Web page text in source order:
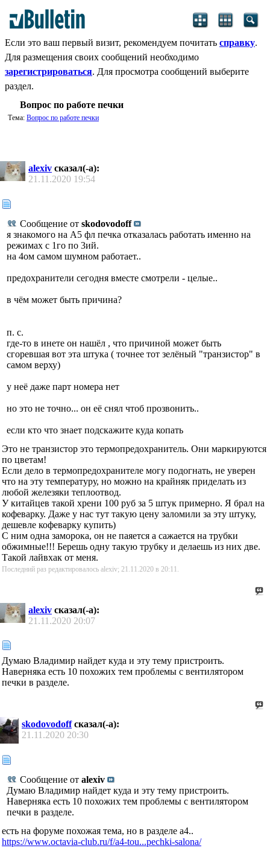
Если это ваш первый визит, рекомендуем почитать справку.
Для размещения своих сообщений необходимо
зарегистрироваться. Для просмотра сообщений выберите
раздел.
Вопрос по работе печки
Тема: Вопрос по работе печки
alexiv сказал(-а):
21.11.2020 19:54
Сообщение от skodovodoff
я знакомого на А5 фл печка отказалась работать именно на
режимах с 1го по 3ий.
на 4ом самом шумном работает..
предохранители сегодня вместе смотрели - целые..
в чём может быть причина?
п. с.
где-то в инете он нашёл , что причиной может быть
сгоревшая вот эта штука ( точнее тот зелёный "транзистор" в
самом верху)
у неё даже парт номера нет
но это не точно... он её снял чтоб прозвонить..
если кто что знает подскажите куда копать
Это не транзистор это термопредохранитель. Они маркируются
по цветам!
Если дело в термопредохранителе могу подогнать, не уверен
что на эту температуру, но можно на крайняк приделать из
любой железяки теплоотвод.
У китайцев такой хрени 100 руб за 5 штук примерно. Я брал на
кофеварку. Даже у нас тут такую цену заломили за эту штуку,
дешевле кофеварку купить)
С ним одна заморока, он не паяется а сажается на трубки
обжимные!!! Берешь одну такую трубку и делаешь из них две.
Такой лайвхак от меня.
Последний раз редактировалось alexiv; 21.11.2020 в 20:11.
alexiv сказал(-а):
21.11.2020 20:07
Думаю Владимир найдет куда и эту тему пристроить.
Наверняка есть 10 похожих тем проблемы с вентилятором
печки в разделе.
skodovodoffсказал(-а):
21.11.2020 20:30
Сообщение от alexiv
Думаю Владимир найдет куда и эту тему пристроить.
Наверняка есть 10 похожих тем проблемы с вентилятором
печки в разделе.
есть на форуме похожая тема, но в разделе а4..
https://www.octavia-club.ru/f/a4-tou...pechki-salona/